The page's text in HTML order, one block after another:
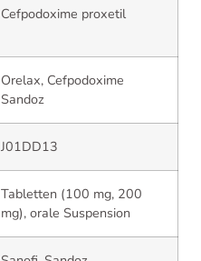
Cefpodoxime proxetil
Orelax, Cefpodoxime
Sandoz
J01DD13
Tabletten (100 mg, 200
mg), orale Suspension